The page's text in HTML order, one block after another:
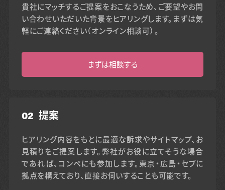
貴社にマッチするご提案をおこなうため、ご要望やお問
い合わせいただいた背景をヒアリングします。まずは気
軽にご連絡ください（オンライン相談可）。
まずは相談する
02 提案
ヒアリング内容をもとに最適な訴求やサイトマップ、お
見積りをご提案します。弊社がお役に立てそうな場合
であれば、コンペにも参加します。東京・広島・セブに
拠点を構えており、直接お伺いすることも可能です。